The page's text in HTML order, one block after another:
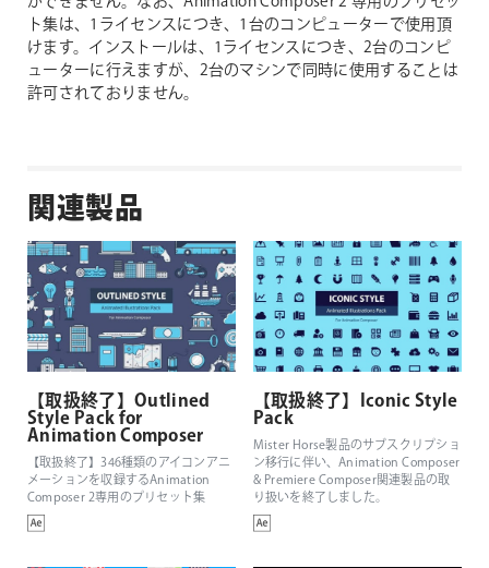
ト集は、1ライセンスにつき、1台のコンピューターで使用頂
けます。インストールは、1ライセンスにつき、2台のコンピ
ューターに行えますが、2台のマシンで同時に使用することは
許可されておりません。
関連製品
【取扱終了】Outlined
Style Pack for
Animation Composer
【取扱終了】346種類のアイコンアニ
メーションを収録するAnimation
Composer 2専用のプリセット集
【取扱終了】Iconic Style
Pack
Mister Horse製品のサブスクリプショ
ン移行に伴い、Animation Composer
& Premiere Composer関連製品の取
り扱いを終了しました。